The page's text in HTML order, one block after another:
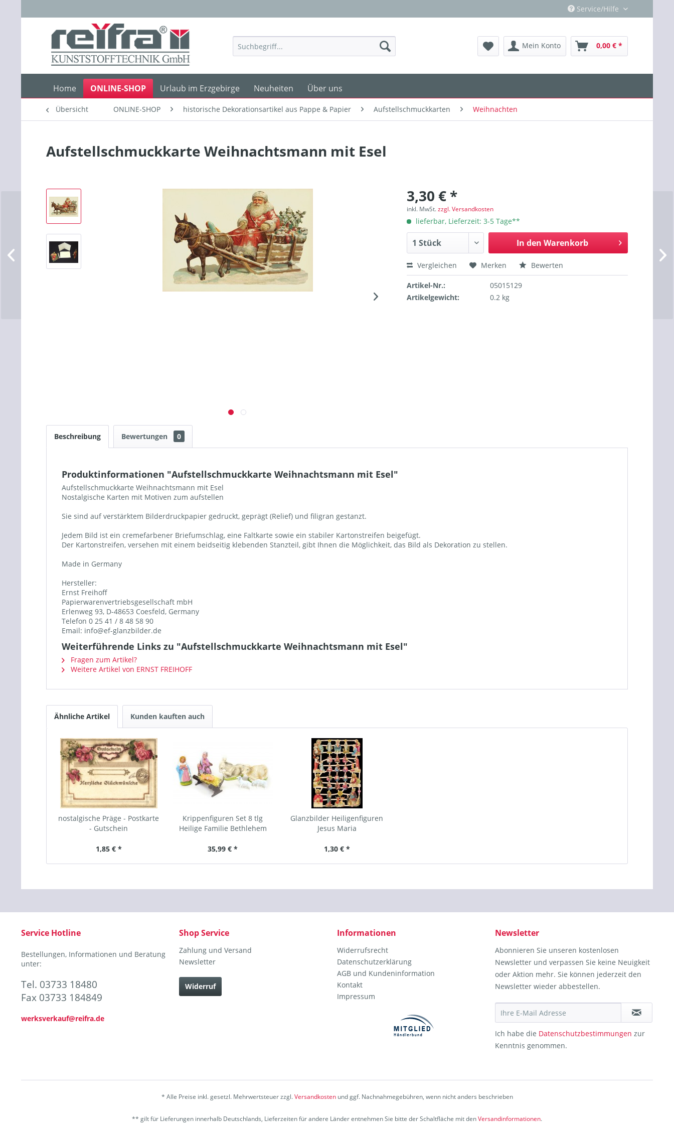
Service/Hilfe
Mein Konto 0,00 € *
Home ONLINE-SHOP Urlaub im Erzgebirge Neuheiten Über uns
Übersicht ONLINE-SHOP historische Dekorationsartikel aus Pappe & Papier Aufstellschmuckkarten Weihnachten
Aufstellschmuckkarte Weihnachtsmann mit Esel
3,30 € *
inkl. MwSt.zzgl. Versandkosten
lieferbar, Lieferzeit: 3-5 Tage**
In den Warenkorb
Vergleichen Merken Bewerten
Artikel-Nr.:
05015129
Artikelgewicht:
0.2 kg
Beschreibung Bewertungen 0
Produktinformationen "Aufstellschmuckkarte Weihnachtsmann mit Esel"
Aufstellschmuckkarte Weihnachtsmann mit Esel
Nostalgische Karten mit Motiven zum aufstellen
Sie sind auf verstärktem Bilderdruckpapier gedruckt, geprägt (Relief) und filigran gestanzt.
Jedem Bild ist ein cremefarbener Briefumschlag, eine Faltkarte sowie ein stabiler Kartonstreifen beigefügt.
Der Kartonstreifen, versehen mit einem beidseitig klebenden Stanzteil, gibt Ihnen die Möglichkeit, das Bild als Dekoration zu stellen.
Made in Germany
Hersteller:
Ernst Freihoff
Papierwarenvertriebsgesellschaft mbH
Erlenweg 93, D-48653 Coesfeld, Germany
Telefon 0 25 41 / 8 48 58 90
Email: info@ef-glanzbilder.de
Weiterführende Links zu "Aufstellschmuckkarte Weihnachtsmann mit Esel"
Fragen zum Artikel?
Weitere Artikel von ERNST FREIHOFF
Ähnliche Artikel Kunden kauften auch
nostalgische Präge - Postkarte
- Gutschein
1,85 € *
Krippenfiguren Set 8 tlg
Heilige Familie Bethlehem
35,99 € *
Glanzbilder Heiligenfiguren
Jesus Maria
1,30 € *
Service Hotline
Bestellungen, Informationen und Beratung
unter:
Tel. 03733 18480
Fax 03733 184849
werksverkauf@reifra.de
Shop Service
Zahlung und Versand
Newsletter
Widerruf
Informationen
Widerrufsrecht
Datenschutzerklärung
AGB und Kundeninformation
Kontakt
Impressum
Newsletter
Abonnieren Sie unseren kostenlosen
Newsletter und verpassen Sie keine Neuigkeit
oder Aktion mehr. Sie können jederzeit den
Newsletter wieder abbestellen.
Ich habe die Datenschutzbestimmungen zur
Kenntnis genommen.
* Alle Preise inkl. gesetzl. Mehrwertsteuer zzgl.Versandkostenund ggf. Nachnahmegebühren, wenn nicht anders beschrieben
** gilt für Lieferungen innerhalb Deutschlands, Lieferzeiten für andere Länder entnehmen Sie bitte der Schaltfläche mit denVersandinformationen.